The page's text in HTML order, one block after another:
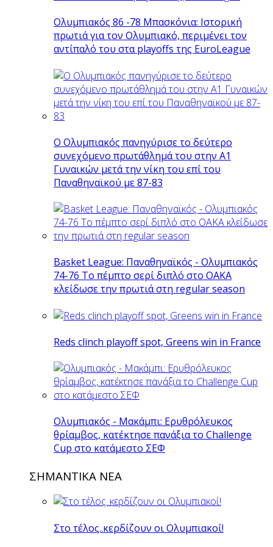
Ολυμπιακός 86 -78 Μπασκόνια: Ιστορική
πρωτιά για τον Ολυμπιακό, περιμένει τον
αντίπαλό του στα playoffs της EuroLeague
Ο Ολυμπιακός πανηγύρισε το δεύτερο
συνεχόμενο πρωτάθλημά του στην Α1
Γυναικών μετά την νίκη του επί του
Παναθηναϊκού με 87-83
Basket League: Παναθηναϊκός - Ολυμπιακός
74-76 Το πέμπτο σερί διπλό στο ΟΑΚΑ
κλείδωσε την πρωτιά στη regular season
Reds clinch playoff spot, Greens win in France
Ολυμπιακός - Μακάμπι: Ερυθρόλευκος
θρίαμβος, κατέκτησε πανάξια το Challenge
Cup στο κατάμεστο ΣΕΦ
ΣΗΜΑΝΤΙΚΑ ΝΕΑ
Στο τέλος..κερδίζουν οι Ολυμπιακοί!